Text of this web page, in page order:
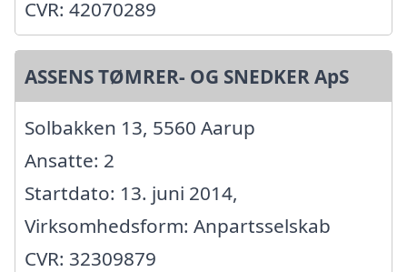
CVR: 42070289
ASSENS TØMRER- OG SNEDKER ApS
Solbakken 13, 5560 Aarup
Ansatte: 2
Startdato: 13. juni 2014,
Virksomhedsform: Anpartsselskab
CVR: 32309879